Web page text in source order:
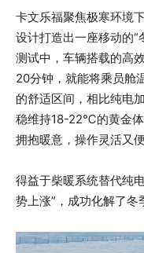
卡文乐福聚焦极寒环境
设计打造出一座移动的“
测试中，车辆搭载的高
20分钟，就能将乘员
的舒适区间，相比纯电
稳维持18-22℃的黄金体
拥抱暖意，操作灵活又便
得益于柴暖系统替代纯
势上涨”，成功化解了冬